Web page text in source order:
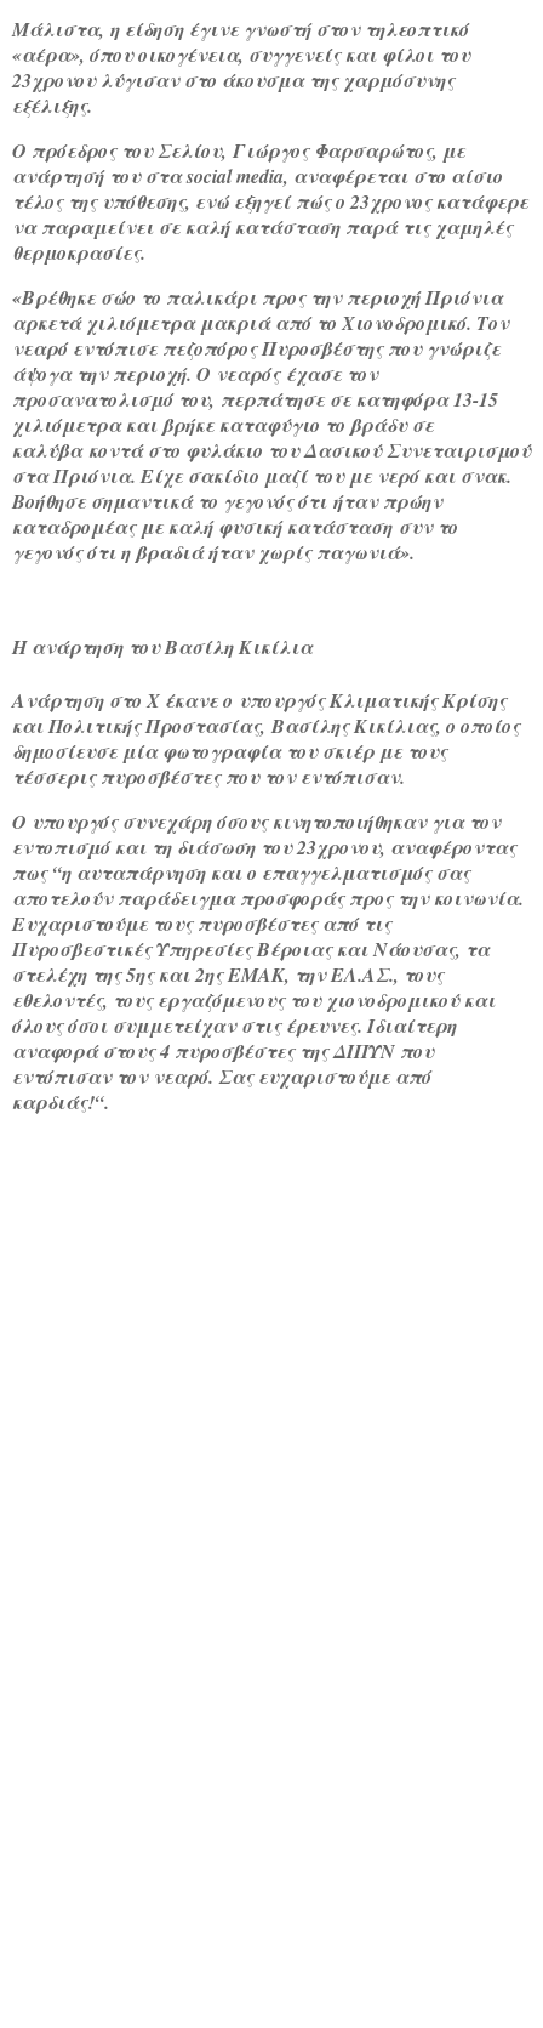
Μάλιστα, η είδηση έγινε γνωστή στον τηλεοπτικό
«αέρα», όπου οικογένεια, συγγενείς και φίλοι του
23χρονου λύγισαν στο άκουσμα της χαρμόσυνης
εξέλιξης.
O πρόεδρος του Σελίου, Γιώργος Φαρσαρώτος, με
ανάρτησή του στα social media, αναφέρεται στο αίσιο
τέλος της υπόθεσης, ενώ εξηγεί πώς ο 23χρονος κατάφερε
να παραμείνει σε καλή κατάσταση παρά τις χαμηλές
θερμοκρασίες.
«Βρέθηκε σώο το παλικάρι προς την περιοχή Πριόνια
αρκετά χιλιόμετρα μακριά από το Χιονοδρομικό. Τον
νεαρό εντόπισε πεζοπόρος Πυροσβέστης που γνώριζε
άψογα την περιοχή. Ο νεαρός έχασε τον
προσανατολισμό του, περπάτησε σε κατηφόρα 13-15
χιλιόμετρα και βρήκε καταφύγιο το βράδυ σε
καλύβα κοντά στο φυλάκιο του Δασικού Συνεταιρισμού
στα Πριόνια. Είχε σακίδιο μαζί του με νερό και σνακ.
Βοήθησε σημαντικά το γεγονός ότι ήταν πρώην
καταδρομέας με καλή φυσική κατάσταση συν το
γεγονός ότι η βραδιά ήταν χωρίς παγωνιά».
Η ανάρτηση του Βασίλη Κικίλια
Ανάρτηση στο X έκανε ο υπουργός Κλιματικής Κρίσης
και Πολιτικής Προστασίας, Βασίλης Κικίλιας, ο οποίος
δημοσίευσε μία φωτογραφία του σκιέρ με τους
τέσσερις πυροσβέστες που τον εντόπισαν.
Ο υπουργός συνεχάρη όσους κινητοποιήθηκαν για τον
εντοπισμό και τη διάσωση του 23χρονου, αναφέροντας
πως “η αυταπάρνηση και ο επαγγελματισμός σας
αποτελούν παράδειγμα προσφοράς προς την κοινωνία.
Ευχαριστούμε τους πυροσβέστες από τις
Πυροσβεστικές Υπηρεσίες Βέροιας και Νάουσας, τα
στελέχη της 5ης και 2ης ΕΜΑΚ, την ΕΛ.ΑΣ., τους
εθελοντές, τους εργαζόμενους του χιονοδρομικού και
όλους όσοι συμμετείχαν στις έρευνες. Ιδιαίτερη
αναφορά στους 4 πυροσβέστες της ΔΙΠΥΝ που
εντόπισαν τον νεαρό. Σας ευχαριστούμε από
καρδιάς!“.